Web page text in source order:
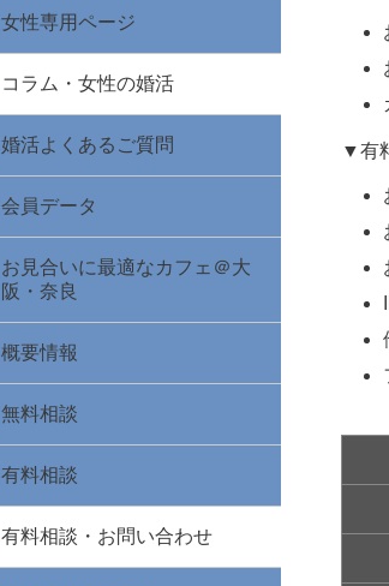
▼有
女性専用ページ
コラム・女性の婚活
婚活よくあるご質問
会員データ
お見合いに最適なカフェ＠大
阪・奈良
概要情報
無料相談
有料相談
有料相談・お問い合わせ